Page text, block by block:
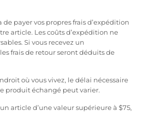
de payer vos propres frais d’expédition
article. Les coûts d’expédition ne
Si vous recevez un
frais de retour seront déduits de
où vous vivez, le délai nécessaire
produit échangé peut varier.
article d’une valeur supérieure à $75,